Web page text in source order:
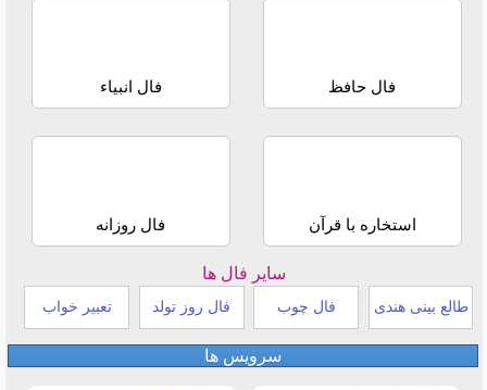
فال حافظ فال انبیاء
استخاره با قرآن فال روزانه
سایر فال ها
طالع بینی هندی فال چوب فال روز تولد تعبیر خواب
سرویس ها